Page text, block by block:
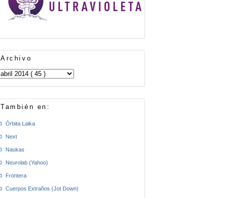
Archivo
También en:
Órbita Laika
Next
Naukas
Neurolab (Yahoo)
Frontera
Cuerpos Extraños (Jot Down)